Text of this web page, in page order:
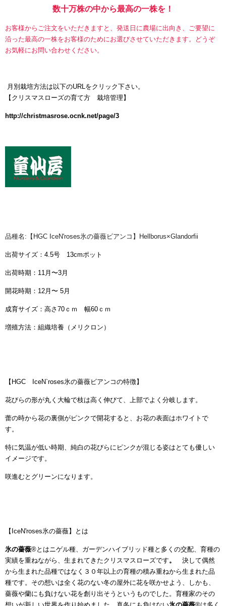
数十万株の中から最高の一株を！
お客様からご注文をいただきますと、発送日に農場に出向き、ご要望に
沿った最高の一株をお客様のためにお選びさせていただきます。どうぞ
お気軽にお問い合わせください。
月別栽培方法は以下のURLをクリック下さい。
【 クリスマスローズの育て方 栽培管理】
http://christmasrose.ocnk.net/page/3
品種名:【HGC IceN'roses氷の薔薇ビアンコ】Hellborus×Glandorfii
出荷サイズ：4.5号 13cmポット
出荷時期：11月〜3月
開花時期：12月〜 5月
成育サイズ：高さ70ｃｍ 幅60ｃｍ
増殖方法：組織培養（メリクロン）
【HGC IceN`roses氷の薔薇ビアンコの特徴】
花びらの形が丸く大輪で枝は高く伸びて、上部でよく分岐します。
蕾の時から花の裏側がピンクで開花すると、お花の表面はホワイトで
す。
特に気温が低い時期、純白の花びらにピンクが混じる姿はとても優しい
イメージです。
咲進むとグリーンになります。
【IceN'roses氷の薔薇】とは
氷の薔薇®とはニゲル種、ガーデンハイブリッド種と多くの交配、育種の
実績を重ねながら、生まれてきたクリスマスローズです。 決して偶然
から生まれた品種ではなく３０年以上の育種の積み重ねから生まれた品
種です。その想いは全く花のない冬の屋外に花を咲かせよう、しかも、
薔薇や蘭にも負けない花を創り出そうというものでした。育種家のその